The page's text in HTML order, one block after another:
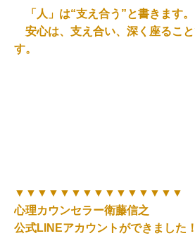
「人」は“支え合う”と書きます。
安心は、支え合い、深く座るこ
す。
▼▼▼▼▼▼▼▼▼▼▼▼▼▼▼
心理カウンセラー衛藤信之
公式LINEアカウントができました